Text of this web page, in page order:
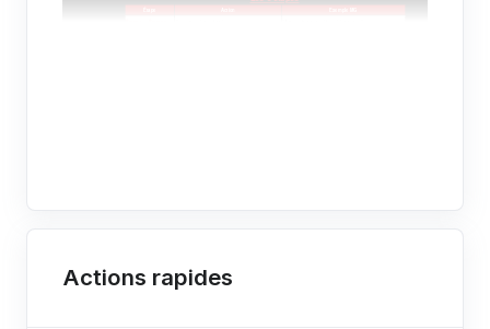
Actions rapides